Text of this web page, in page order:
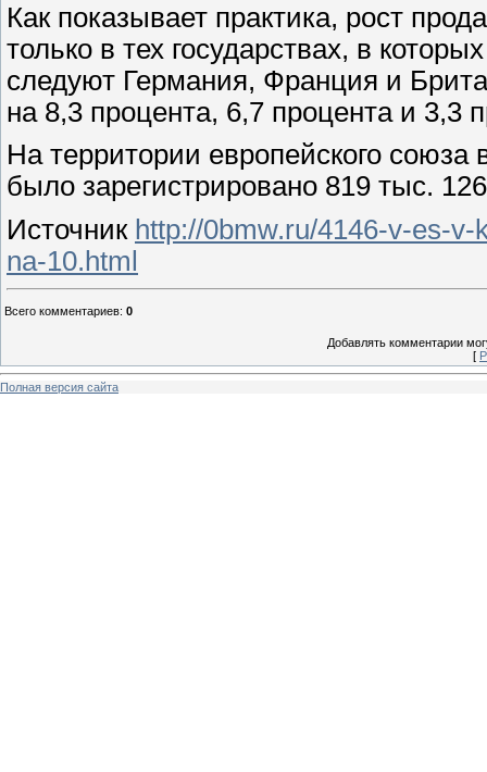
Как показывает практика, рост
только в тех государствах, в
следуют Германия, Франция и
на 8,3 процента, 6,7 процента и 3,3
На территории европейского
было зарегистрировано 819 тыс.
Источник http://0bmw.ru/4146-v-es-
na-10.html
Всего комментариев: 0
Добавлять комментарии
[
Полная версия сайта